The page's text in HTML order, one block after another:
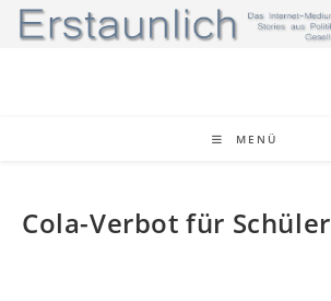
Zum
Inhalt
MENÜ
Cola-Verbot für Schüler